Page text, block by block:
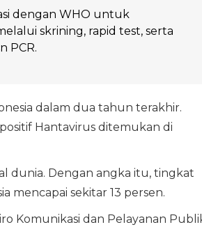
dengan WHO untuk
skrining, rapid test, serta
PCR.
dalam dua tahun terakhir.
Hantavirus ditemukan di
dunia. Dengan angka itu, tingkat
mencapai sekitar 13 persen.
Komunikasi dan Pelayanan